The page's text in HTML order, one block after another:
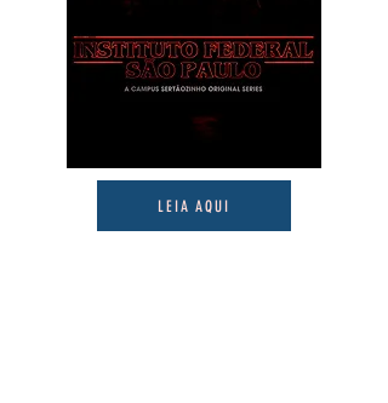
LEIA AQUI